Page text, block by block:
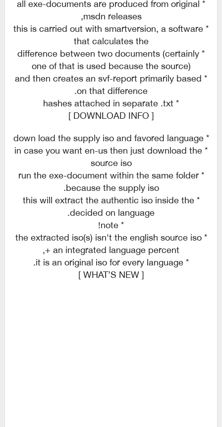
msdn releases,
* this is carried out with smartversion, a software
that calculates the
* difference between two documents (certainly
one of that is used because the source)
* and then creates an svf-report primarily based
on that difference.
* hashes attached in separate .txt
[ DOWNLOAD INFO ]
* down load the supply iso and favored language
* in case you want en-us then just download the
source iso
* run the exe-document within the same folder
because the supply iso.
* this will extract the authentic iso inside the
decided on language.
* note!
* the extracted iso(s) isn't the english source iso
+ an integrated language percent,
* it is an original iso for every language.
[ WHAT’S NEW ]